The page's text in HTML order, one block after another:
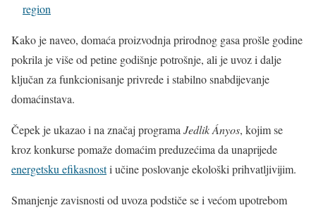
region
Kako je naveo, domaća proizvodnja prirodnog gasa prošle godine
pokrila je više od petine godišnje potrošnje, ali je uvoz i dalje
ključan za funkcionisanje privrede i stabilno snabdijevanje
domaćinstava.
Čepek je ukazao i na značaj programa Jedlik Ányos, kojim se
kroz konkurse pomaže domaćim preduzećima da unaprijede
energetsku efikasnosti učine poslovanje ekološki prihvatljivijim.
Smanjenje zavisnosti od uvoza podstiče se i većom upotrebom